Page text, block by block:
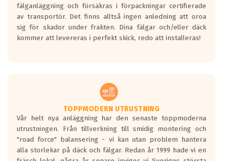
fälganläggning och försäkras i förpackningar certifierade
av transportör. Det finns alltså ingen anledning att oroa
sig för skador under frakten. Dina fälgar och/eller däck
kommer att levereras i perfekt skick, redo att installeras!
TOPPMODERN UTRUSTNING
Vår helt nya anläggning har den senaste toppmoderna
utrustningen. Från tillverkning till smidig montering och
"road force" balansering - vi kan utan problem hantera
alla storlekar på däck och fälgar. Redan år 1999 hade vi en